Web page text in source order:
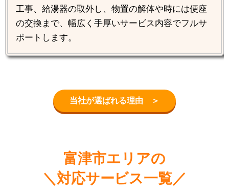
工事、給湯器の取外し、物置の解体や時には便座
の交換まで、幅広く手厚いサービス内容でフルサ
ポートします。
当社が選ばれる理由 ＞
富津市エリアの
＼対応サービス一覧／